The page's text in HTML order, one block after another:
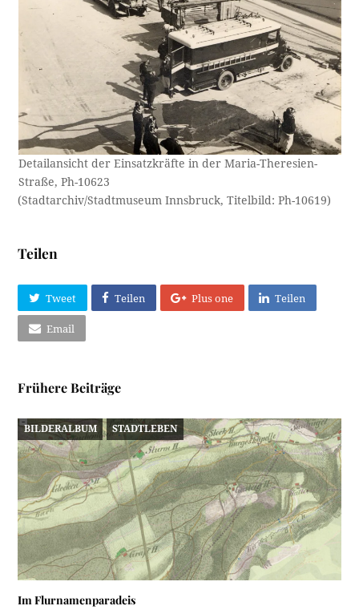
Detailansicht der Einsatzkräfte in der Maria-Theresien-
Straße, Ph-10623
(Stadtarchiv/Stadtmuseum Innsbruck, Titelbild: Ph-10619)
Teilen
Tweet Teilen Plus one Teilen
Email
Frühere Beiträge
BILDERALBUM STADTLEBEN
Im Flurnamenparadeis